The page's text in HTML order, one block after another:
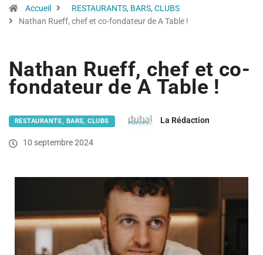
Accueil
RESTAURANTS, BARS, CLUBS
Nathan Rueff, chef et co-fondateur de A Table !
Nathan Rueff, chef et co-
fondateur de A Table !
RESTAURANTS, BARS, CLUBS La Rédaction
10 septembre 2024